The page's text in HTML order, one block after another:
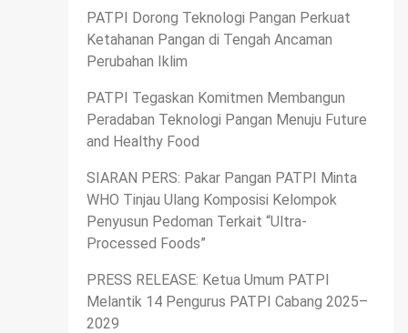
PATPI Dorong Teknologi Pangan Perkuat
Ketahanan Pangan di Tengah Ancaman
Perubahan Iklim
PATPI Tegaskan Komitmen Membangun
Peradaban Teknologi Pangan Menuju Future
and Healthy Food
SIARAN PERS: Pakar Pangan PATPI Minta
WHO Tinjau Ulang Komposisi Kelompok
Penyusun Pedoman Terkait “Ultra-
Processed Foods”
PRESS RELEASE: Ketua Umum PATPI
Melantik 14 Pengurus PATPI Cabang 2025–
2029